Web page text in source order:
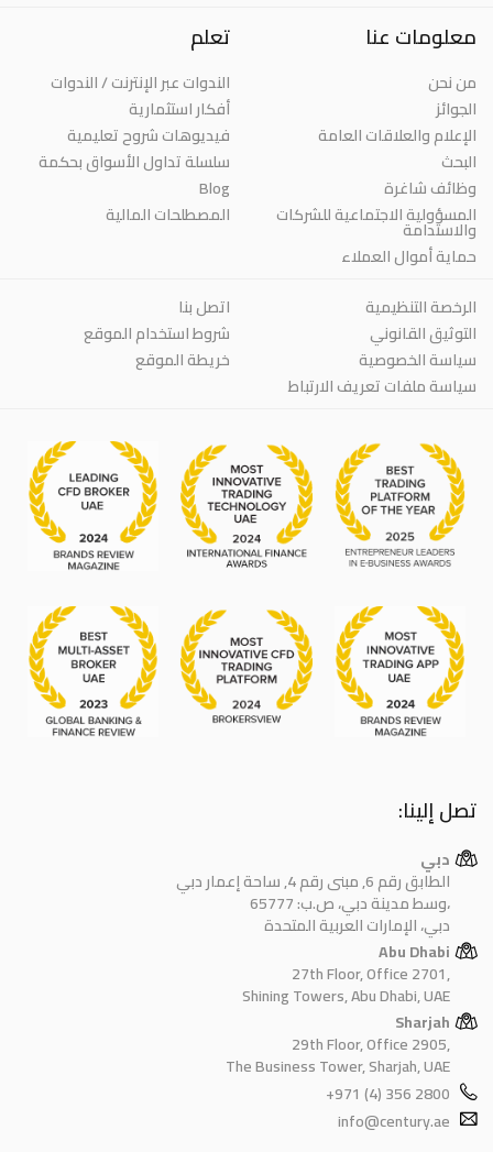
معلومات عنا
من نحن
الجوائز
الإعلام والعلاقات العامة
البحث
وظائف شاغرة
المسؤولية الاجتماعية للشركات
والاستدامة
حماية أموال العملاء
تعلم
الندوات عبر الإنترنت / الندوات
أفكار استثمارية
فيديوهات شروح تعليمية
سلسلة تداول الأسواق بحكمة
Blog
المصطلحات المالية
الرخصة التنظيمية
التوثيق القانوني
سياسة الخصوصية
سياسة ملفات تعريف الارتباط
اتصل بنا
شروط استخدام الموقع
خريطة الموقع
تصل إلينا:
دبي
الطابق رقم 6, مبنى رقم 4, ساحة إعمار دبي
وسط مدينة دبي، ص.ب: 65777،
دبي، الإمارات العربية المتحدة
Abu Dhabi
27th Floor, Office 2701,
Shining Towers, Abu Dhabi, UAE
Sharjah
29th Floor, Office 2905,
The Business Tower, Sharjah, UAE
+971 (4) 356 2800
info@century.ae